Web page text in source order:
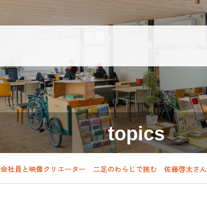
topics
会社員と映像クリエーター 二足のわらじで挑む 佐藤啓太さん